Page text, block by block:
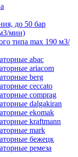
до 50 бар
мин)
типа max 190 м3/
abac
ariacom
berg
ceccato
comprag
dalgakiran
ekomak
kraftmann
mark
бежецк
ремеза